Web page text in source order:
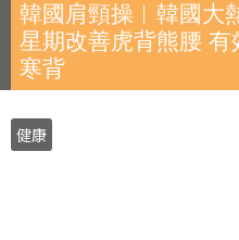
韓國肩頸操︱韓國大
星期改善虎背熊腰
寒背
健康